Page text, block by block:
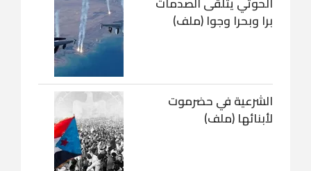
برا وبحرا وجوا (ملف)
الشرعية في حضرموت
لأبنائها (ملف)